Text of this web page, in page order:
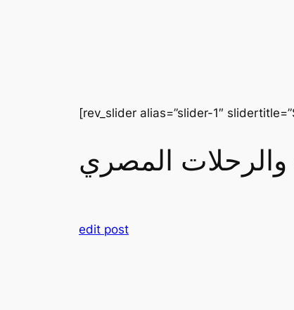
[rev_slider alias=”slider-1″
والرحلات المصري
edit post